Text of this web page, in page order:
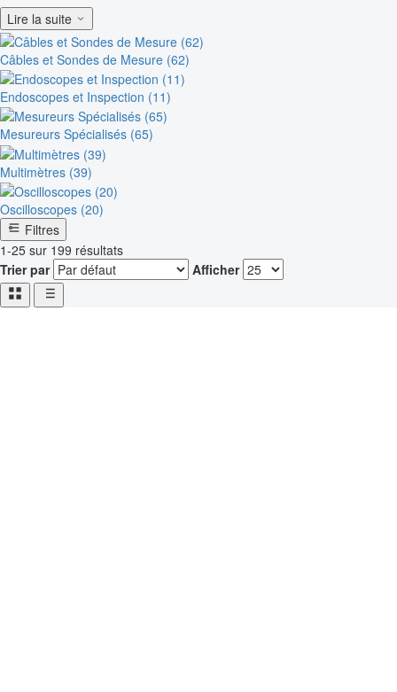
Lire la suite
Câbles et Sondes de Mesure (62)
Endoscopes et Inspection (11)
Mesureurs Spécialisés (65)
Multimètres (39)
Oscilloscopes (20)
Filtres
1-25 sur 199 résultats
Trier par
Afficher